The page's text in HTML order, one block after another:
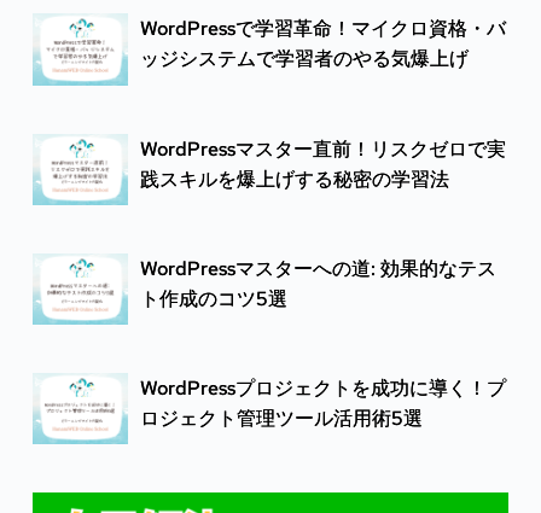
WordPressで学習革命！マイクロ資格・バ
ッジシステムで学習者のやる気爆上げ
WordPressマスター直前！リスクゼロで実
践スキルを爆上げする秘密の学習法
WordPressマスターへの道: 効果的なテス
ト作成のコツ5選
WordPressプロジェクトを成功に導く！プ
ロジェクト管理ツール活用術5選